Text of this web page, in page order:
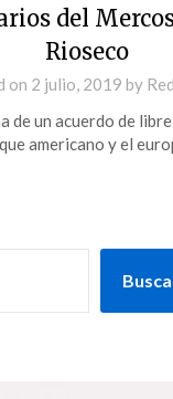
del
Rioseco
on 2 julio, 2019 by
de un acuerdo de
americano y el